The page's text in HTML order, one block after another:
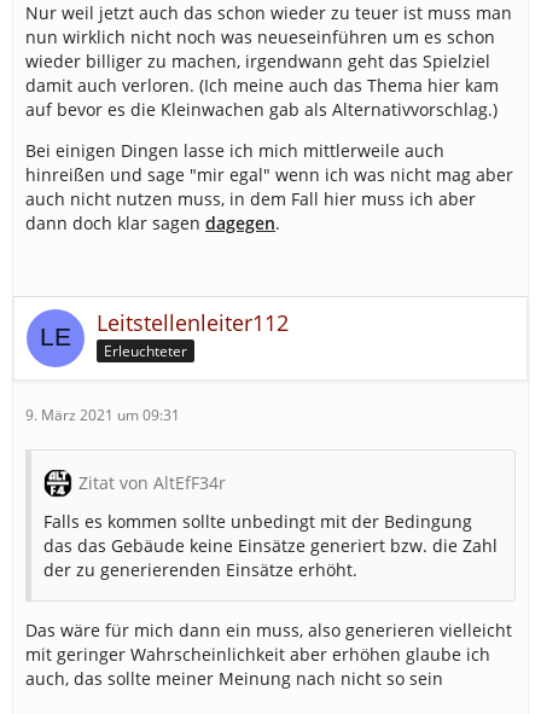
Nur weil jetzt auch das schon wieder zu teuer ist muss man
nun wirklich nicht noch was neueseinführen um es schon
wieder billiger zu machen, irgendwann geht das Spielziel
damit auch verloren. (Ich meine auch das Thema hier kam
auf bevor es die Kleinwachen gab als Alternativvorschlag.)
Bei einigen Dingen lasse ich mich mittlerweile auch
hinreißen und sage "mir egal" wenn ich was nicht mag aber
auch nicht nutzen muss, in dem Fall hier muss ich aber
dann doch klar sagen dagegen.
Leitstellenleiter112
Erleuchteter
9. März 2021 um 09:31
Zitat von AltEfF34r
Falls es kommen sollte unbedingt mit der Bedingung
das das Gebäude keine Einsätze generiert bzw. die Zahl
der zu generierenden Einsätze erhöht.
Das wäre für mich dann ein muss, also generieren vielleicht
mit geringer Wahrscheinlichkeit aber erhöhen glaube ich
auch, das sollte meiner Meinung nach nicht so sein